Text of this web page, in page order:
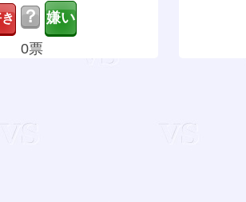
？
0票